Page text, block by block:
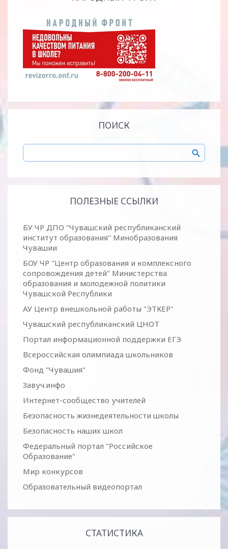
ПОИСК
ПОЛЕЗНЫЕ ССЫЛКИ
БУ ЧР ДПО "Чувашский республиканский
институт образования" Минобразования
Чувашии
БОУ ЧР "Центр образования и комплексного
сопровождения детей" Министерства
образования и молодежной политики
Чувашской Республики
АУ Центр внешкольной работы "ЭТКЕР"
Чувашский республиканский ЦНОТ
Портал информационной поддержки ЕГЭ
Всероссийская олимпиада школьников
Фонд "Чувашия"
Завуч.инфо
Интернет-сообщество учителей
Безопасность жизнедеятельности школы
Безопасность наших школ
Федеральный портал "Российское
Образование"
Мир конкурсов
Образовательный видеопортал
СТАТИСТИКА